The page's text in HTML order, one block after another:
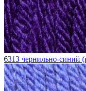
6313 чернильно-синий